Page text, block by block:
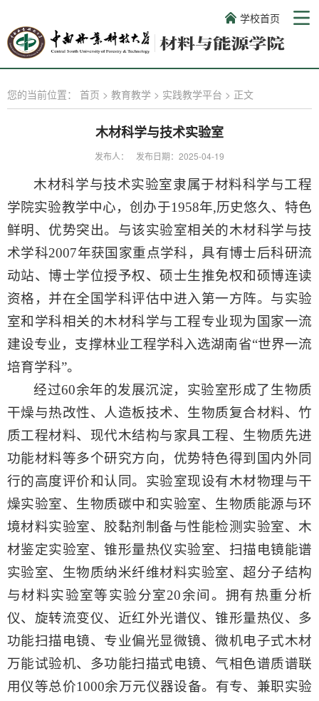
学校首页
您的当前位置： 首页 > 教育教学 > 实践教学平台 > 正文
木材科学与技术实验室
发布人： 发布日期：2025-04-19
木材科学与技术实验室隶属于材料科学与工程
学院实验教学中心，创办于1958年,历史悠久、特色
鲜明、优势突出。与该实验室相关的木材科学与技
术学科2007年获国家重点学科，具有博士后科研流
动站、博士学位授予权、硕士生推免权和硕博连读
资格，并在全国学科评估中进入第一方阵。与实验
室和学科相关的木材科学与工程专业现为国家一流
建设专业，支撑林业工程学科入选湖南省“世界一流
培育学科”。
经过60余年的发展沉淀，实验室形成了生物质
干燥与热改性、人造板技术、生物质复合材料、竹
质工程材料、现代木结构与家具工程、生物质先进
功能材料等多个研究方向，优势特色得到国内外同
行的高度评价和认同。实验室现设有木材物理与干
燥实验室、生物质碳中和实验室、生物质能源与环
境材料实验室、胶黏剂制备与性能检测实验室、木
材鉴定实验室、锥形量热仪实验室、扫描电镜能谱
实验室、生物质纳米纤维材料实验室、超分子结构
与材料实验室等实验分室20余间。拥有热重分析
仪、旋转流变仪、近红外光谱仪、锥形量热仪、多
功能扫描电镜、专业偏光显微镜、微机电子式木材
万能试验机、多功能扫描式电镜、气相色谱质谱联
用仪等总价1000余万元仪器设备。有专、兼职实验